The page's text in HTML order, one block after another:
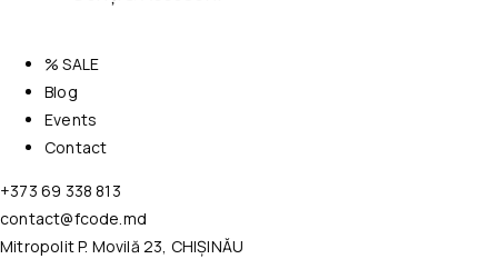
% SALE
Blog
Events
Contact
+373 69 338 813
contact@fcode.md
Mitropolit P. Movilă 23, CHIȘINĂU